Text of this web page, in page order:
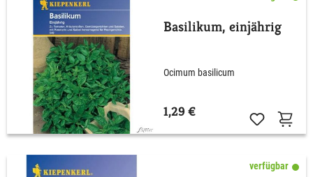
Basilikum, einjährig
Ocimum basilicum
1,29 €
verfügbar